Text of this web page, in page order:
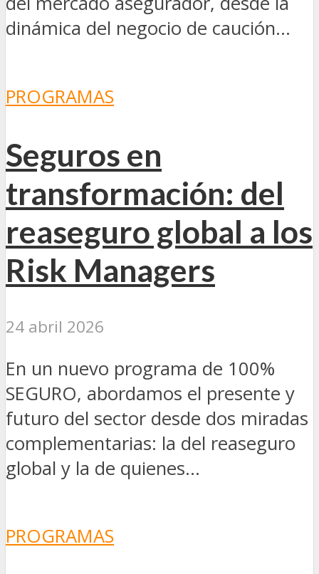
dinámica del negocio de caución...
PROGRAMAS
Seguros en
transformación: del
reaseguro global a los
Risk Managers
24 abril 2026
En un nuevo programa de 100%
SEGURO, abordamos el presente y
futuro del sector desde dos miradas
complementarias: la del reaseguro
global y la de quienes...
PROGRAMAS